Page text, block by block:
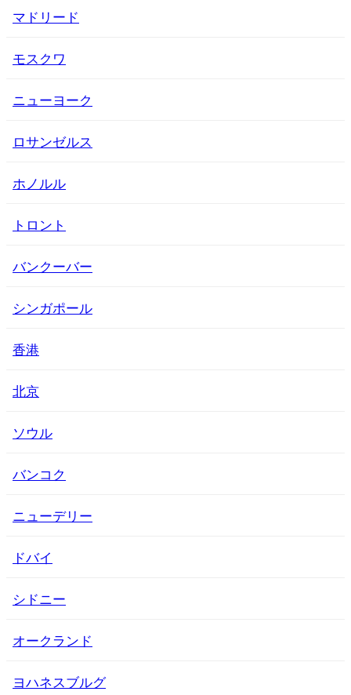
マドリード
モスクワ
ニューヨーク
ロサンゼルス
ホノルル
トロント
バンクーバー
シンガポール
香港
北京
ソウル
バンコク
ニューデリー
ドバイ
シドニー
オークランド
ヨハネスブルグ